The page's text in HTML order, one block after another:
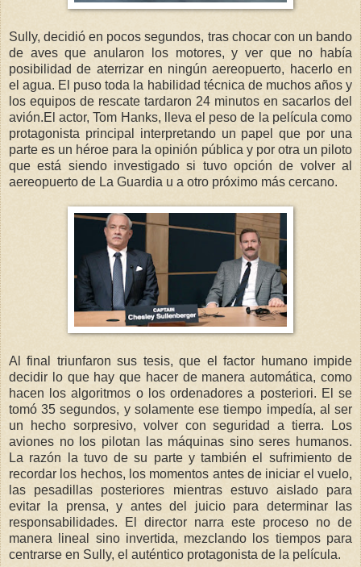
Sully, decidió en pocos segundos, tras chocar con un bando
de aves que anularon los motores, y ver que no había
posibilidad de aterrizar en ningún aereopuerto, hacerlo en
el agua. El puso toda la habilidad técnica de muchos años y
los equipos de rescate tardaron 24 minutos en sacarlos del
avión.El actor, Tom Hanks, lleva el peso de la película como
protagonista principal interpretando un papel que por una
parte es un héroe para la opinión pública y por otra un piloto
que está siendo investigado si tuvo opción de volver al
aereopuerto de La Guardia u a otro próximo más cercano.
Al final triunfaron sus tesis, que el factor humano impide
decidir lo que hay que hacer de manera automática, como
hacen los algoritmos o los ordenadores a posteriori. El se
tomó 35 segundos, y solamente ese tiempo impedía, al ser
un hecho sorpresivo, volver con seguridad a tierra. Los
aviones no los pilotan las máquinas sino seres humanos.
La razón la tuvo de su parte y también el sufrimiento de
recordar los hechos, los momentos antes de iniciar el vuelo,
las pesadillas posteriores mientras estuvo aislado para
evitar la prensa, y antes del juicio para determinar las
responsabilidades. El director narra este proceso no de
manera lineal sino invertida, mezclando los tiempos para
centrarse en Sully, el auténtico protagonista de la película.